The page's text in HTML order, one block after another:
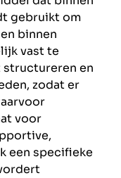
gebruikt om
binnen
vast te
structureren en
zodat er
voor
een specifieke